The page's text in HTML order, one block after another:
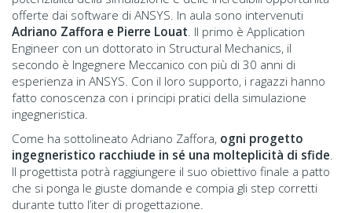
offerte dai software di ANSYS. In aula sono intervenuti
Adriano Zaffora e Pierre Louat . Il primo è Application
Engineer con un dottorato in Structural Mechanics, il
secondo è Ingegnere Meccanico con più di 30 anni di
esperienza in ANSYS. Con il loro supporto, i ragazzi hanno
fatto conoscenza con i principi pratici della simulazione
ingegneristica.
Come ha sottolineato Adriano Zaffora, ogni progetto
ingegneristico racchiude in sé una molteplicità di sfide
Il progettista potrà raggiungere il suo obiettivo finale a patto
che si ponga le giuste domande e compia gli step corretti
durante tutto l’iter di progettazione.